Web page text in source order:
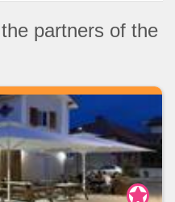
partners of the